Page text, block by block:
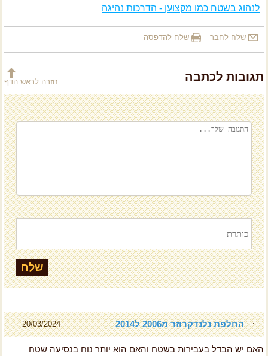
לנהוג בשטח כמו מקצוען - הדרכות נהיגה
שלח לחבר שלח להדפסה
תגובות לכתבה חזרה לראש הדף
20/03/2024 : החלפת נלנדקרוזר מ2006 ל2014
האם יש הבדל בעבירות בשטח והאם הוא יותר נוח בנסיעה שטח